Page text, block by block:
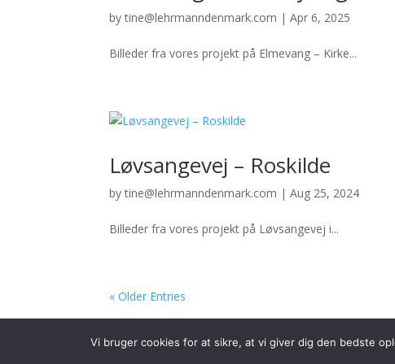
bytine@lehrmanndenmark.com |Apr 6, 2025
Billeder fra vores projekt på Elmevang – Kirke...
Løvsangevej – Roskilde
bytine@lehrmanndenmark.com |Aug 25, 2024
Billeder fra vores projekt på Løvsangevej i...
« Older Entries
Copyright 2026 Hus & Have Gruppen
Vi bruger cookies for at sikre, at vi giver dig den bedste